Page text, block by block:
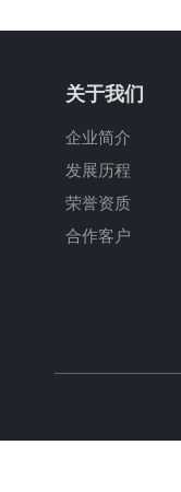
关于我们
企业简介
发展历程
荣誉资质
合作客户